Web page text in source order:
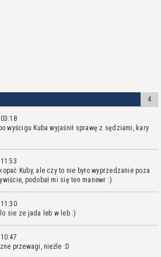
4
03:18
wyścigu Kuba wyjaśnił sprawę z sędziami, kary
11:53
Kuby, ale czy to nie było wyprzedzanie poza
podobał mi się ten manewr :)
11:30
sie ze jada leb w leb :)
10:47
przewagi, nieźle :D